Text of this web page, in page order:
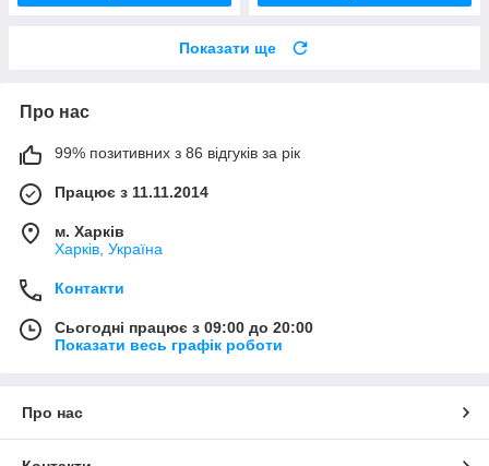
Показати ще
Про нас
99% позитивних з 86 відгуків за рік
Працює з 11.11.2014
м. Харків
Харків, Україна
Контакти
Сьогодні працює з 09:00 до 20:00
Показати весь графік роботи
Про нас